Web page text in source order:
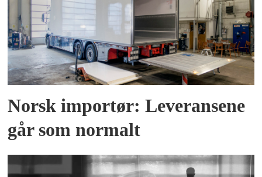
Norsk importør: Leveransene
går som normalt